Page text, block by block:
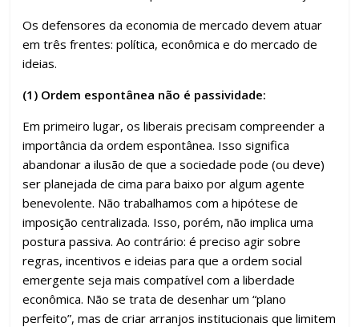
Os defensores da economia de mercado devem atuar
em três frentes: política, econômica e do mercado de
ideias.
(1) Ordem espontânea não é passividade:
Em primeiro lugar, os liberais precisam compreender a
importância da ordem espontânea. Isso significa
abandonar a ilusão de que a sociedade pode (ou deve)
ser planejada de cima para baixo por algum agente
benevolente. Não trabalhamos com a hipótese de
imposição centralizada. Isso, porém, não implica uma
postura passiva. Ao contrário: é preciso agir sobre
regras, incentivos e ideias para que a ordem social
emergente seja mais compatível com a liberdade
econômica. Não se trata de desenhar um “plano
perfeito”, mas de criar arranjos institucionais que limitem